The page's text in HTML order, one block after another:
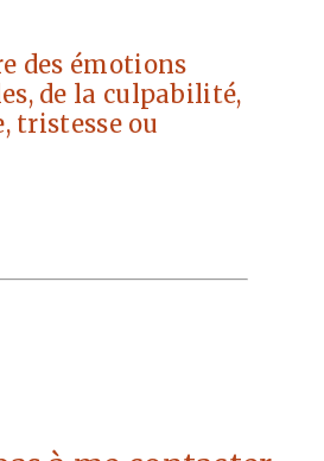
des émotions
de la culpabilité,
tristesse ou